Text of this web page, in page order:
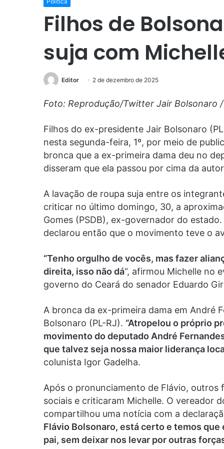
Filhos de
suja com
Editor 2 de dezembro de 2025
Foto: Reprodução/Twitter Jair Bolsonaro
Filhos do ex-presidente Jair Bolsonaro
nesta segunda-feira, 1º, por meio de
bronca que a ex-primeira dama deu no
disseram que ela passou por cima da
A lavação de roupa suja entre os
criticar no último domingo, 30, a
Gomes (PSDB), ex-governador do
declarou então que o movimento teve o
“Tenho orgulho de vocês, mas fazer
direita, isso não dá“, afirmou Michelle no
governo do Ceará do senador Eduardo
A bronca da ex-primeira dama em André
Bolsonaro (PL-RJ). “Atropelou o próprio
movimento do deputado André
que talvez seja nossa maior liderança
colunista Igor Gadelha.
Após o pronunciamento de Flávio, outros
sociais e criticaram Michelle. O vereador
compartilhou uma notícia com a
Flávio Bolsonaro, está certo e temos
pai, sem deixar nos levar por outras